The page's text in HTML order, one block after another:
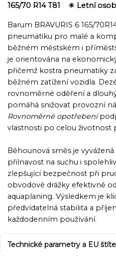
165/70 R14 T81 ☀ Letní
Barum BRAVURIS 6 165/
pneumatiku pro malé a
běžném městském i
je orientována na
přičemž kostra pneumatiky
běžném zatížení vozidla.
rovnoměrné oděření a
pomáhá snižovat provozní
Rovnoměrné opotřebení
vlastnosti po celou životnost
Běhounová směs je
přilnavost na suchu i
zlepšující bezpečnost při
obvodové drážky efektivně
aquaplaning. Výsledkem je
předvídatelná stabilita a
každodenním používání.
Technické parametry a EU